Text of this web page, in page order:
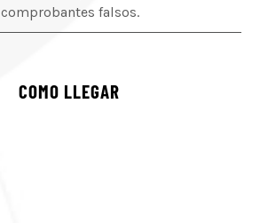
comprobantes falsos.
COMO LLEGAR